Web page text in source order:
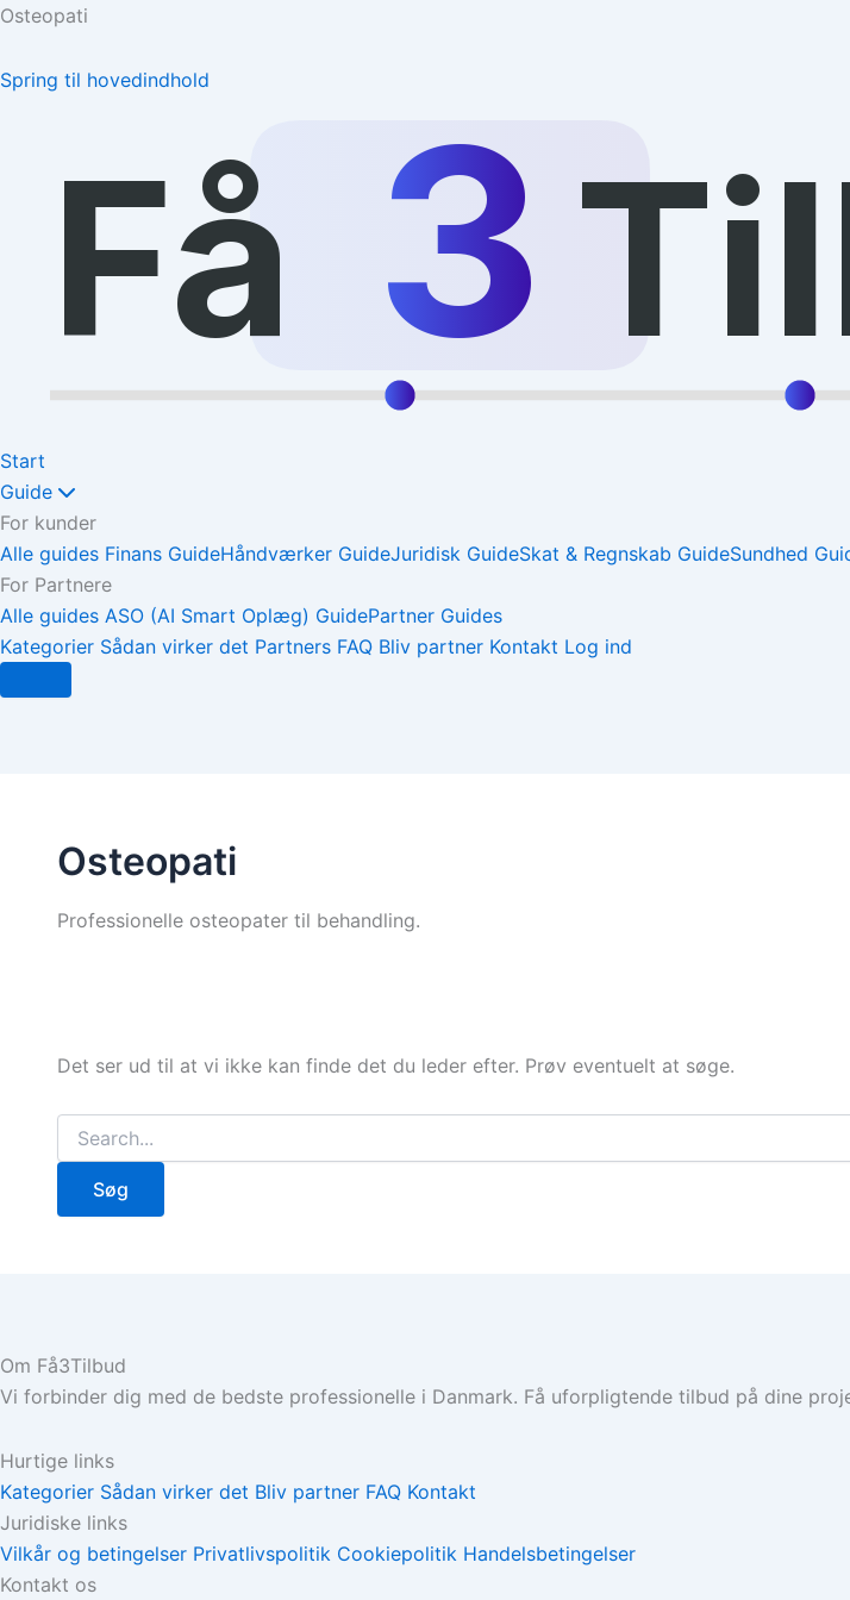
Osteopati
Spring til hovedindhold
Få 3
Start
Guide
For kunder
Alle guides Finans GuideHåndværker GuideJuridisk GuideSkat & Regnskab GuideSundhed
For Partnere
Alle guides ASO (AI Smart Oplæg) GuidePartner Guides
Kategorier Sådan virker det Partners FAQ Bliv partner Kontakt Log ind
Osteopati
Professionelle osteopater til behandling.
Det ser ud til at vi ikke kan finde det du leder efter. Prøv eventuelt at søge.
Søg
efter:
Om Få3Tilbud
Vi forbinder dig med de bedste professionelle i Danmark. Få uforpligtende tilbud på dine
Hurtige links
Kategorier Sådan virker det Bliv partner FAQ Kontakt
Juridiske links
Vilkår og betingelser Privatlivspolitik Cookiepolitik Handelsbetingelser
Kontakt os